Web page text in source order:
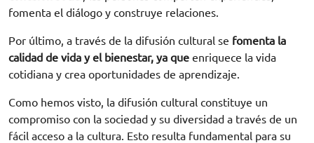
fomenta el diálogo y construye relaciones.
Por último, a través de la difusión cultural se fomenta la
calidad de vida y el bienestar, ya que enriquece la vida
cotidiana y crea oportunidades de aprendizaje.
Como hemos visto, la difusión cultural constituye un
compromiso con la sociedad y su diversidad a través de un
fácil acceso a la cultura. Esto resulta fundamental para su